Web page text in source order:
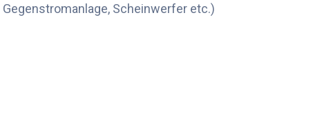
Gegenstromanlage, Scheinwerfer etc.)